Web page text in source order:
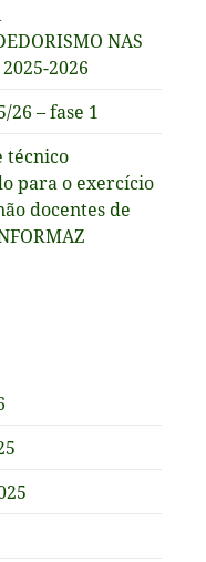
NAS
2025-2026
26 – fase 1
técnico
para o exercício
docentes de